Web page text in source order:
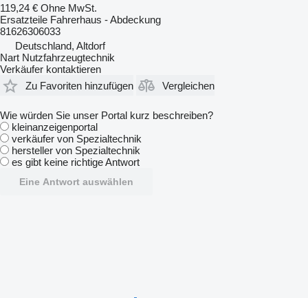
119,24 € Ohne MwSt.
Ersatzteile Fahrerhaus - Abdeckung
81626306033
Deutschland, Altdorf
Nart Nutzfahrzeugtechnik
Verkäufer kontaktieren
Zu Favoriten hinzufügen
Vergleichen
Wie würden Sie unser Portal kurz beschreiben?
kleinanzeigenportal
verkäufer von Spezialtechnik
hersteller von Spezialtechnik
es gibt keine richtige Antwort
Eine Antwort auswählen